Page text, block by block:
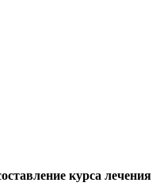
курса лечения